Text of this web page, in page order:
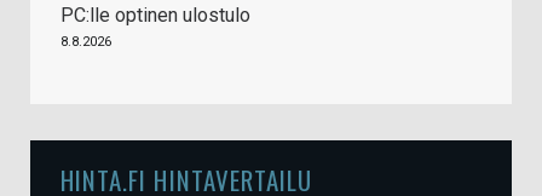
PC:lle optinen ulostulo
8.8.2026
HINTA.FI HINTAVERTAILU